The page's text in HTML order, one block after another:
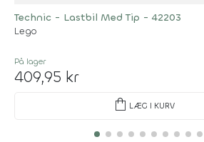
Technic - Lastbil Med Tip - 42203
Lego
På lager
409,95 kr
shopping_bag LÆG I KURV